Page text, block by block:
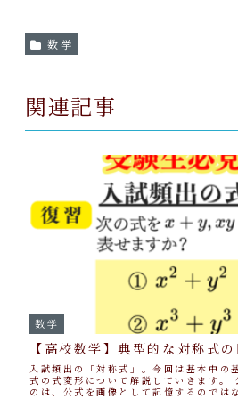
数学
関連記事
数学
【高校数学】典型的な対称式の
入試頻出の「対称式」。今回は基本中の
式の式変形について解説していきます。
のは、公式を画像として記憶するのでは